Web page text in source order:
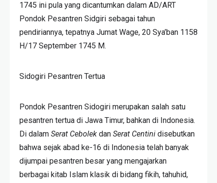
1745 ini pula yang dicantumkan dalam AD/ART
Pondok Pesantren Sidgiri sebagai tahun
pendiriannya, tepatnya Jumat Wage, 20 Sya’ban 1158
H/17 September 1745 M.
Sidogiri Pesantren Tertua
Pondok Pesantren Sidogiri merupakan salah satu
pesantren tertua di Jawa Timur, bahkan di Indonesia.
Di dalam Serat Cebolek dan Serat Centini disebutkan
bahwa sejak abad ke-16 di Indonesia telah banyak
dijumpai pesantren besar yang mengajarkan
berbagai kitab Islam klasik di bidang fikih, tahuhid,